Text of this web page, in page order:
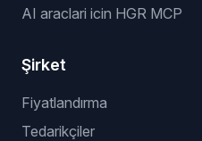
AI araclari icin HGR MCP
Şirket
Fiyatlandırma
Tedarikçiler